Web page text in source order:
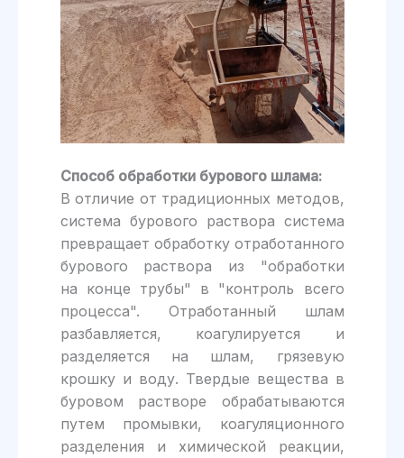
Способ обработки бурового шлама:
В отличие от традиционных методов,
система бурового раствора система
превращает обработку отработанного
бурового раствора из "обработки
на конце трубы" в "контроль всего
процесса". Отработанный шлам
разбавляется, коагулируется и
разделяется на шлам, грязевую
крошку и воду. Твердые вещества в
буровом растворе обрабатываются
путем промывки, коагуляционного
разделения и химической реакции,